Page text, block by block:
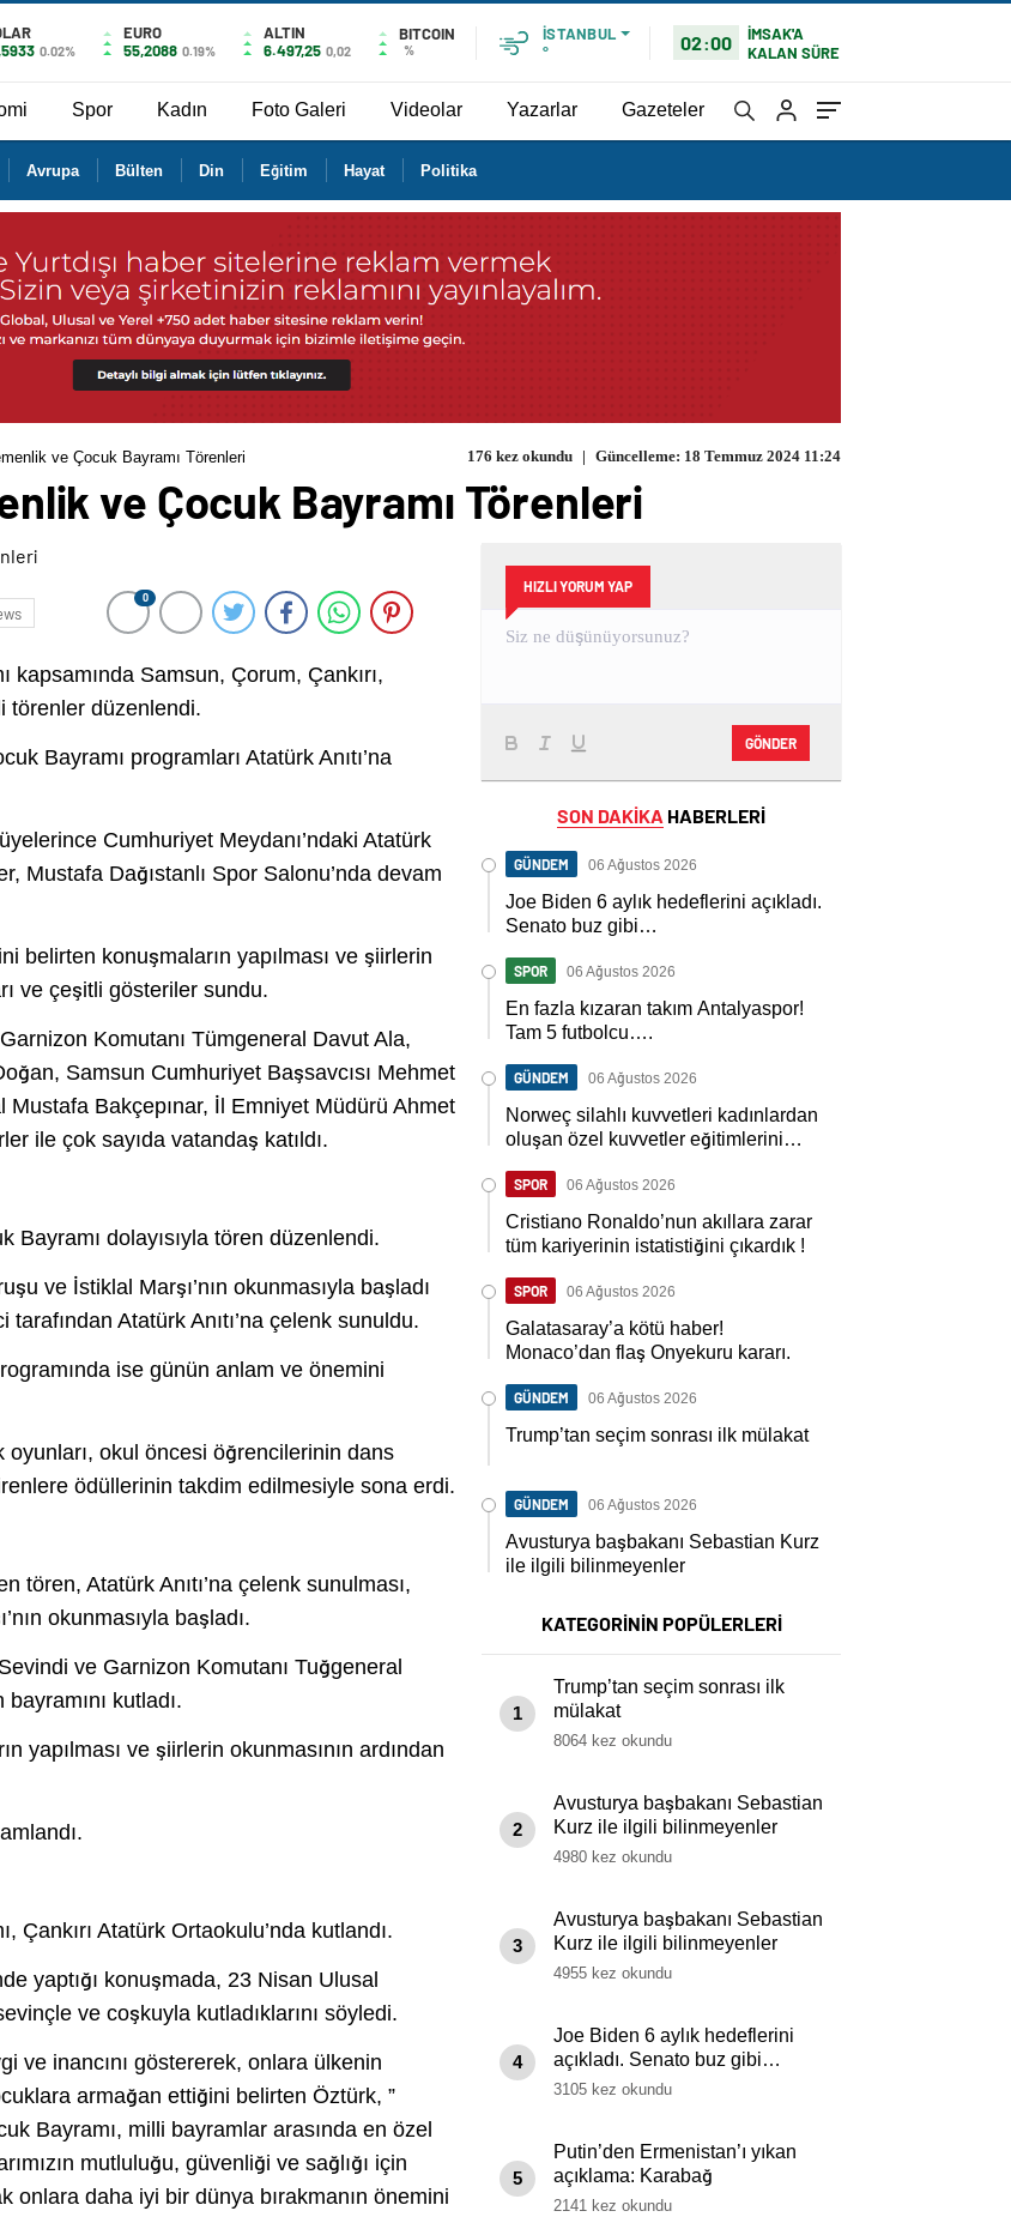
0.02%
EURO
55,2088 0.19%
ALTIN
6.497,25 0,02
BITCOIN
%
İSTANBUL
°
02:00
İMSAK'A
KALAN SÜRE
Spor Kadın Foto Galeri Videolar Yazarlar Gazeteler
Avrupa Bülten Din Eğitim Hayat Politika
ve Çocuk Bayramı Törenleri 176 kez okundu | Güncelleme: 18 Temmuz 2024 11:24
ve Çocuk Bayramı Törenleri
0
Samsun, Çorum, Çankırı,
törenler düzenlendi.
Bayramı programları Atatürk Anıtı’na
Cumhuriyet Meydanı’ndaki Atatürk
Mustafa Dağıstanlı Spor Salonu’nda devam
belirten konuşmaların yapılması ve şiirlerin
ve çeşitli gösteriler sundu.
Komutanı Tümgeneral Davut Ala,
Samsun Cumhuriyet Başsavcısı Mehmet
Mustafa Bakçepınar, İl Emniyet Müdürü Ahmet
ile çok sayıda vatandaş katıldı.
Bayramı dolayısıyla tören düzenlendi.
ve İstiklal Marşı’nın okunmasıyla başladı
Atatürk Anıtı’na çelenk sunuldu.
ise günün anlam ve önemini
okul öncesi öğrencilerinin dans
ödüllerinin takdim edilmesiyle sona erdi.
tören, Atatürk Anıtı’na çelenk sunulması,
okunmasıyla başladı.
ve Garnizon Komutanı Tuğgeneral
kutladı.
yapılması ve şiirlerin okunmasının ardından
Atatürk Ortaokulu’nda kutlandı.
yaptığı konuşmada, 23 Nisan Ulusal
ve coşkuyla kutladıklarını söyledi.
ve inancını göstererek, onlara ülkenin
armağan ettiğini belirten Öztürk, ”
Bayramı, milli bayramlar arasında en özel
mutluluğu, güvenliği ve sağlığı için
onlara daha iyi bir dünya bırakmanın önemini
HIZLI YORUM YAP
GÖNDER
SON DAKİKA HABERLERİ
GÜNDEM 06 Ağustos 2026
Joe Biden 6 aylık hedeflerini açıkladı.
Senato buz gibi…
SPOR 06 Ağustos 2026
En fazla kızaran takım Antalyaspor!
Tam 5 futbolcu….
GÜNDEM 06 Ağustos 2026
Norweç silahlı kuvvetleri kadınlardan
oluşan özel kuvvetler eğitimlerini
SPOR 06 Ağustos 2026
Cristiano Ronaldo’nun akıllara zarar
tüm kariyerinin istatistiğini çıkardık !
SPOR 06 Ağustos 2026
Galatasaray’a kötü haber!
Monaco’dan flaş Onyekuru kararı.
GÜNDEM 06 Ağustos 2026
Trump’tan seçim sonrası ilk mülakat
GÜNDEM 06 Ağustos 2026
Avusturya başbakanı Sebastian Kurz
ile ilgili bilinmeyenler
KATEGORİNİN POPÜLERLERİ
1
Trump’tan seçim sonrası ilk
mülakat
8064 kez okundu
2
Avusturya başbakanı Sebastian
Kurz ile ilgili bilinmeyenler
4980 kez okundu
3
Avusturya başbakanı Sebastian
Kurz ile ilgili bilinmeyenler
4955 kez okundu
4
Joe Biden 6 aylık hedeflerini
açıkladı. Senato buz gibi…
3105 kez okundu
5
Putin’den Ermenistan’ı yıkan
açıklama: Karabağ
Azerbaycan’ın ayrılmaz bir
2141 kez okundu